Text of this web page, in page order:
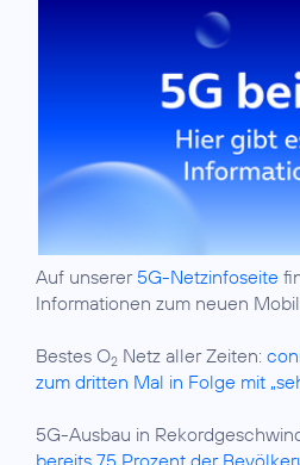
Auf unserer 5G-Netzinfoseite
Informationen zum neuen
Bestes O2 Netz aller Zeiten:
zum dritten Mal in Folge mit
5G-Ausbau in